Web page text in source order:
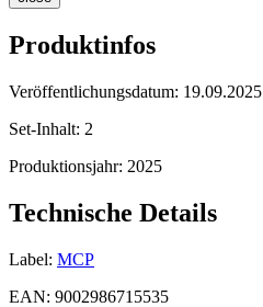
Produktinfos
Veröffentlichungsdatum: 19.09.2025
Set-Inhalt: 2
Produktionsjahr: 2025
Technische Details
Label: MCP
EAN: 9002986715535